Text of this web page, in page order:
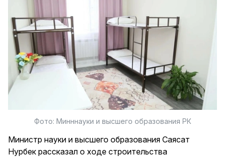
Фото: Минннауки и высшего образования РК
Министр науки и высшего образования Саясат
Нурбек рассказал о ходе строительства